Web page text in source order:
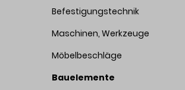
Befestigungstechnik
Maschinen, Werkzeuge
Möbelbeschläge
Bauelemente